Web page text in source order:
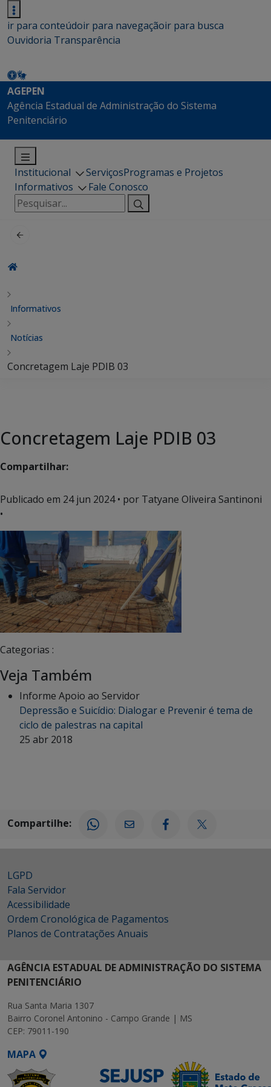
ir para conteúdoir para navegaçãoir para busca
Ouvidoria Transparência
AGEPEN
Agência Estadual de Administração do Sistema
Penitenciário
Institucional ServiçosProgramas e Projetos
Informativos
Fale Conosco
Pesquisar
por:
Informativos
Notícias
Concretagem Laje PDIB 03
Concretagem Laje PDIB 03
Compartilhar:
Publicado em 24 jun 2024• por Tatyane Oliveira Santinoni
•
Categorias :
Veja Também
Informe Apoio ao Servidor
Depressão e Suicídio: Dialogar e Prevenir é tema de
ciclo de palestras na capital
25 abr 2018
Compartilhe:
LGPD
Fala Servidor
Acessibilidade
Ordem Cronológica de Pagamentos
Planos de Contratações Anuais
AGÊNCIA ESTADUAL DE ADMINISTRAÇÃO DO SISTEMA
PENITENCIÁRIO
Rua Santa Maria 1307
Bairro Coronel Antonino - Campo Grande | MS
CEP: 79011-190
MAPA